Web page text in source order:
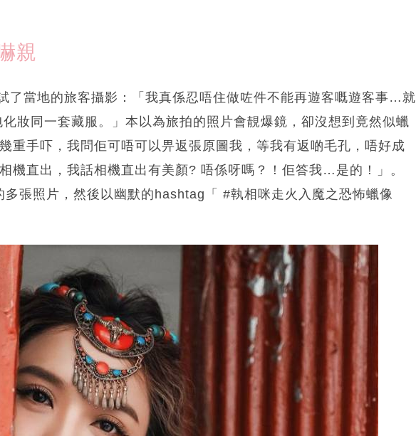
親
了當地的旅客攝影：「我真係忍唔住做咗件不能再遊客嘅遊客事…就
妝同一套藏服。」本以為旅拍的照片會靚爆鏡，卻沒想到竟然似蠟
重手吓，我問佢可唔可以畀返張原圖我，等我有返啲毛孔，唔好成
機直出，我話相機直出有美顏? 唔係呀嗎？！佢答我…是的！」。
張照片，然後以幽默的hashtag「 #執相咪走火入魔之恐怖蠟像